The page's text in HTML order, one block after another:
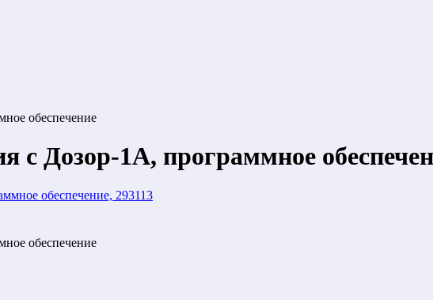
обеспечение
с Дозор-1А, программное
обеспечение